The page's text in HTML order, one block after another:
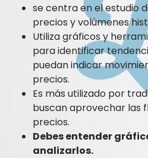
se centra en el estudio
precios y volúmenes
Utiliza gráficos y
para identificar
puedan indicar
precios.
Es más utilizado por
buscan aprovechar las
precios.
Debes entender
analizarlos.